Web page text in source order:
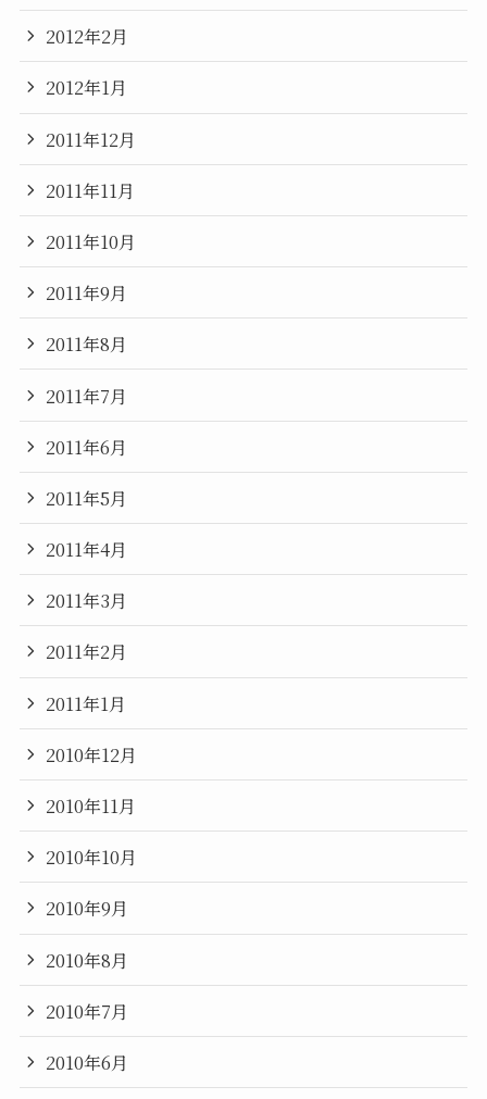
2012年2月
2012年1月
2011年12月
2011年11月
2011年10月
2011年9月
2011年8月
2011年7月
2011年6月
2011年5月
2011年4月
2011年3月
2011年2月
2011年1月
2010年12月
2010年11月
2010年10月
2010年9月
2010年8月
2010年7月
2010年6月